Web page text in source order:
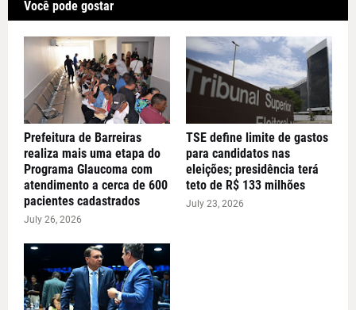
Você pode gostar
Prefeitura de Barreiras
realiza mais uma etapa do
Programa Glaucoma com
atendimento a cerca de 600
pacientes cadastrados
July 26, 2026
TSE define limite de gastos
para candidatos nas
eleições; presidência terá
teto de R$ 133 milhões
July 23, 2026